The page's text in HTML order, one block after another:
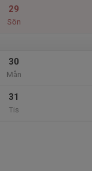
29
Sön
30
Mån
31
Tis